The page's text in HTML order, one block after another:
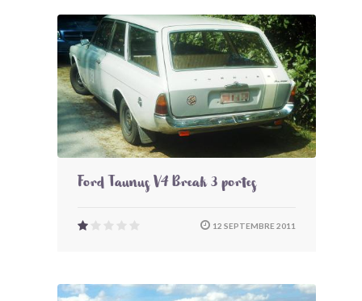
Ford Taunus V4 Break 3 portes
12 SEPTEMBRE 2011